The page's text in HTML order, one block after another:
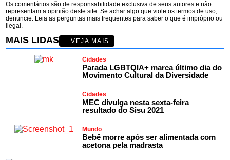
Os comentários são de responsabilidade exclusiva de seus autores e não
representam a opinião deste site. Se achar algo que viole os termos de uso,
denuncie. Leia as perguntas mais frequentes para saber o que é impróprio ou
ilegal.
MAIS LIDAS + VEJA MAIS
Cidades
Parada LGBTQIA+ marca último dia do
Movimento Cultural da Diversidade
Cidades
MEC divulga nesta sexta-feira
resultado do Sisu 2021
Mundo
Bebê morre após ser alimentada com
acetona pela madrasta